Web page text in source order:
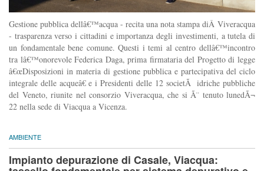
Gestione pubblica dellâ€™acqua - recita una nota stampa diÂ Viveracqua
- trasparenza verso i cittadini e importanza degli investimenti, a tutela di
un fondamentale bene comune. Questi i temi al centro dellâ€™incontro
tra lâ€™onorevole Federica Daga, prima firmataria del Progetto di legge
â€œDisposizioni in materia di gestione pubblica e partecipativa del ciclo
integrale delle acqueâ€ e i Presidenti delle 12 societÃ idriche pubbliche
del Veneto, riunite nel consorzio Viveracqua, che si Ã¨ tenuto lunedÃ¬
22 nella sede di Viacqua a Vicenza.
AMBIENTE
Impianto depurazione di Casale, Viacqua: